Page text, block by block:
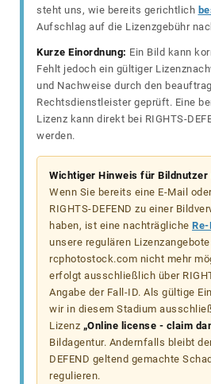
steht uns, wie bereits gerichtlich
Aufschlag auf die Lizenzgebühr
Kurze Einordnung: Ein Bild kann
Fehlt jedoch ein gültiger
und Nachweise durch den
Rechtsdienstleister geprüft. Eine
Lizenz kann direkt bei RIGHTS-
werden.
Wichtiger Hinweis für Bildnutzer
Wenn Sie bereits eine E-Mail
RIGHTS-DEFEND zu einer
haben, ist eine nachträgliche
unsere regulären
rcphotostock.com nicht mehr
erfolgt ausschließlich über
Angabe der Fall-ID. Als gültige
wir in diesem Stadium
Lizenz „Online license - claim
Bildagentur. Andernfalls bleibt
DEFEND geltend gemachte
regulieren.